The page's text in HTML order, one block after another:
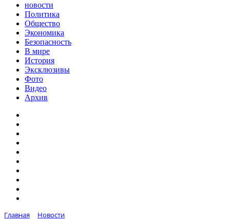
новости
Политика
Общество
Экономика
Безопасность
В мире
История
Эксклюзивы
Фото
Видео
Архив
Главная
Новости